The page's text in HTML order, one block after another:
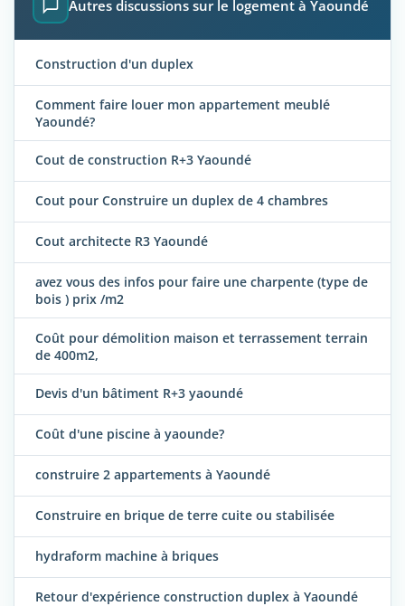
Autres discussions sur le logement à Yaoundé
Construction d'un duplex
Comment faire louer mon appartement meublé
Yaoundé?
Cout de construction R+3 Yaoundé
Cout pour Construire un duplex de 4 chambres
Cout architecte R3 Yaoundé
avez vous des infos pour faire une charpente (type de
bois ) prix /m2
Coût pour démolition maison et terrassement terrain
de 400m2,
Devis d'un bâtiment R+3 yaoundé
Coût d'une piscine à yaounde?
construire 2 appartements à Yaoundé
Construire en brique de terre cuite ou stabilisée
hydraform machine à briques
Retour d'expérience construction duplex à Yaoundé